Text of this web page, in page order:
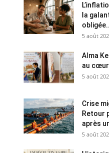
la
5 août
Alma
au cœur
5 août
Crise
Retour
après
5 août